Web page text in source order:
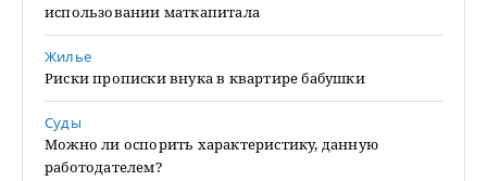
использовании маткапитала
Жилье
Риски прописки внука в квартире бабушки
Суды
Можно ли оспорить характеристику, данную
работодателем?